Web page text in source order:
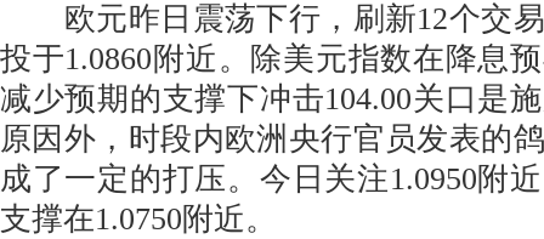
欧元昨日震荡下行，刷新12个交易
投于1.0860附近。除美元指数在降息
减少预期的支撑下冲击104.00关口是
原因外，时段内欧洲央行官员发表的
成了一定的打压。今日关注1.0950附
支撑在1.0750附近。